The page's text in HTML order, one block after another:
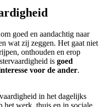
goed en aandachtig naar
wat zij zeggen. Het gaat niet
onthouden en erop
is goed
voor de ander.
in het dagelijks
het werk, thuis en in sociale